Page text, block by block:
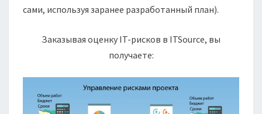
сами, используя заранее разработанный план).
Заказывая оценку IT-рисков в ITSource, вы
получаете: